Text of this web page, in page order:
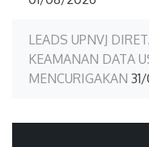
LEADS UPNVJ
KEAMANAN DATA
MENCURIGAKAN